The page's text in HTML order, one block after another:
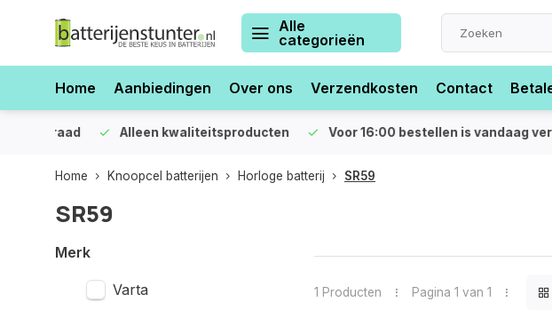
Alle
categorieën
Home Aanbiedingen Over ons Verzendkosten Contact
Alleen kwaliteitsproducten Voor 16:00 bestellen is vandaag
Home Knoopcel batterijen Horloge batterij SR59
SR59
Merk
Varta 1 Producten Pagina 1 van 1